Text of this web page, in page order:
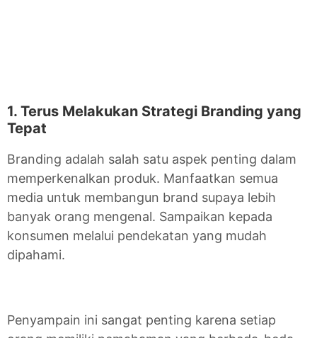
1. Terus Melakukan Strategi Branding yang
Tepat
Branding adalah salah satu aspek penting dalam
memperkenalkan produk. Manfaatkan semua
media untuk membangun brand supaya lebih
banyak orang mengenal. Sampaikan kepada
konsumen melalui pendekatan yang mudah
dipahami.
Penyampain ini sangat penting karena setiap